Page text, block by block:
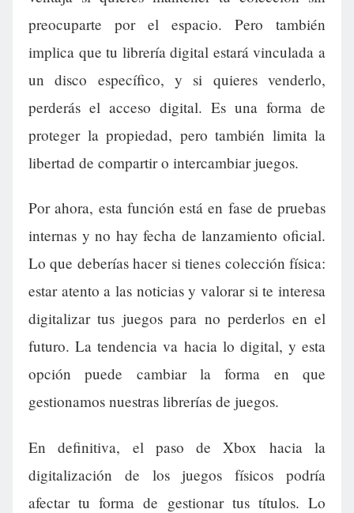
preocuparte por el espacio. Pero también
implica que tu librería digital estará vinculada a
un disco específico, y si quieres venderlo,
perderás el acceso digital. Es una forma de
proteger la propiedad, pero también limita la
libertad de compartir o intercambiar juegos.
Por ahora, esta función está en fase de pruebas
internas y no hay fecha de lanzamiento oficial.
Lo que deberías hacer si tienes colección física:
estar atento a las noticias y valorar si te interesa
digitalizar tus juegos para no perderlos en el
futuro. La tendencia va hacia lo digital, y esta
opción puede cambiar la forma en que
gestionamos nuestras librerías de juegos.
En definitiva, el paso de Xbox hacia la
digitalización de los juegos físicos podría
afectar tu forma de gestionar tus títulos. Lo